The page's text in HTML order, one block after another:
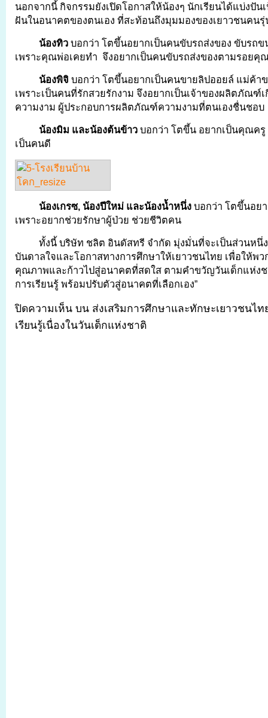
นอกจากนี้ กิจกรรมยังเปิดโอกาสให้น้องๆ นักเรียนได้แบ่งปัน
ฝันในอนาคตของตนเอง ที่สะท้อนถึงมุมมองของเยาวชนคนรุ่
น้องทิว บอกว่า โตขึ้นอยากเป็นคนขับรถส่งของ ขับรถ
เพราะคุณพ่อเคยทำ จึงอยากเป็นคนขับรถส่งของตามรอยคุ
น้องพิจิ บอกว่า โตขึ้นอยากเป็นคนขายลิปออยล์ แม่ค้า
เพราะเป็นคนที่รักสวยรักงาม จึงอยากเป็นเจ้าของผลิตภัณฑ์
ความงาม ผู้ประกอบการผลิตภัณฑ์ความงามที่ตนเองชื่นชอบ
น้องมิม และน้องต้นข้าว บอกว่า โตขึ้น อยากเป็นคุณครู
เป็นคนดี
น้องเกรซ, น้องปีใหม่ และน้องน้ำหนึ่ง บอกว่า โตขึ้นอย
เพราะอยากช่วยรักษาผู้ป่วย ช่วยชีวิตคน
ทั้งนี้ บริษัท ชลิต อินดัสทรี จำกัด มุ่งมั่นที่จะเป็นส่วนหนึ่ง
บันดาลใจและโอกาสทางการศึกษาให้เยาวชนไทย เพื่อให้พว
คุณภาพและก้าวไปสู่อนาคตที่สดใส ตามคำขวัญวันเด็กแห่งช
การเรียนรู้ พร้อมปรับตัวสู่อนาคตที่เลือกเอง”
ปิดความเห็น บน ส่งเสริมการศึกษาและทักษะเยาวชนไท
เรียนรู้เนื่องในวันเด็กแห่งชาติ